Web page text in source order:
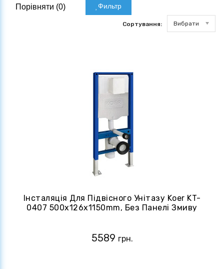
Порівняти (0) Фильтр
Сортування: Вибрати
Інсталяція Для Підвісного Унітазу Koer KT-
0407 500x126x1150mm, Без Панелі Змиву
5589 грн.